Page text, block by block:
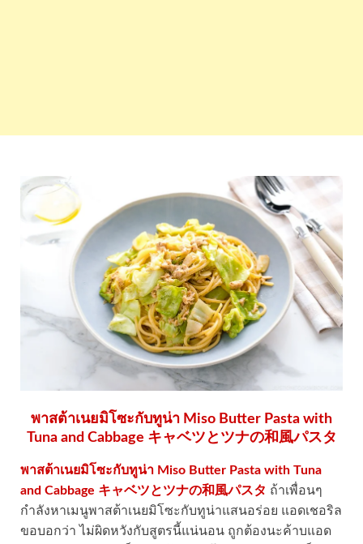
พาสต้าเนยมิโซะกับทูน่า Miso Butter Pasta with
Tuna and Cabbage キャベツとツナの和風パスタ
พาสต้าเนยมิโซะกับทูน่า Miso Butter Pasta with Tuna
and Cabbage キャベツとツナの和風パスタ ถ้าเพื่อนๆ
กำลังหาเมนูพาสต้าเนยมิโซะกับทูน่าแสนอร่อย แอดเชอริล
ขอบอกว่า ไม่ผิดหวังกับสูตรนี้แน่นอน ถูกต้องนะค้าบแอด